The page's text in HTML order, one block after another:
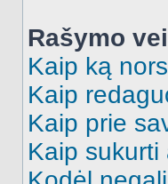
Rašymo
Kaip ką
Kaip
Kaip prie
Kaip sukurti